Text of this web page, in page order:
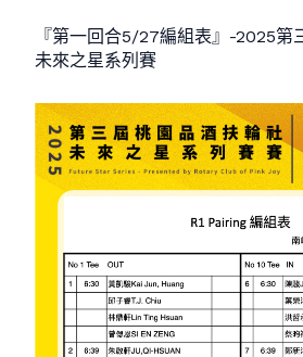
『第一回合5/27編組表』-2025第
未來之星系列賽